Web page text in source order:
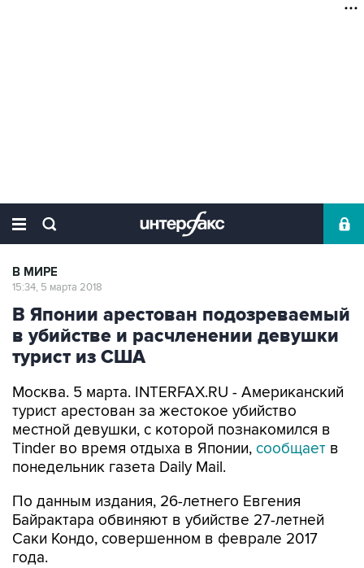
В МИРЕ
15:34, 5 марта 2018
В Японии арестован подозреваемый
в убийстве и расчленении девушки
турист из США
Москва. 5 марта. INTERFAX.RU - Американский
турист арестован за жестокое убийство
местной девушки, с которой познакомился в
Tinder во время отдыха в Японии, сообщает в
понедельник газета Daily Mail.
По данным издания, 26-летнего Евгения
Байрактара обвиняют в убийстве 27-летней
Саки Кондо, совершенном в феврале 2017
года.